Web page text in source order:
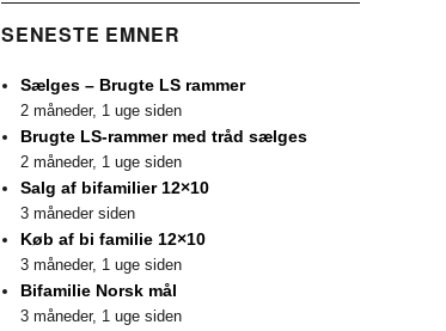
SENESTE EMNER
Sælges – Brugte LS rammer
2 måneder, 1 uge siden
Brugte LS-rammer med tråd sælges
2 måneder, 1 uge siden
Salg af bifamilier 12×10
3 måneder siden
Køb af bi familie 12×10
3 måneder, 1 uge siden
Bifamilie Norsk mål
3 måneder, 1 uge siden